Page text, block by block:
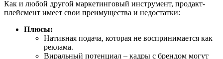
Как и любой другой маркетинговый инструмент, продакт-
плейсмент имеет свои преимущества и недостатки:
Плюсы:
Нативная подача, которая не воспринимается как
реклама.
Виральный потенциал – кадры с брендом могут